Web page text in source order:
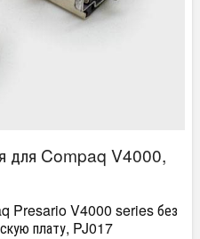
для Compaq V4000,
Presario V4000 series без
плату, PJ017